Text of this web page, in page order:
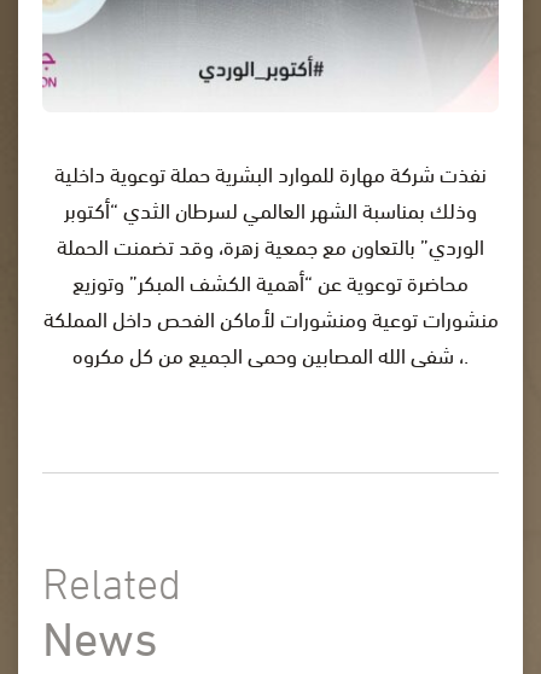
نفذت شركة مهارة للموارد البشرية حملة توعوية داخلية
وذلك بمناسبة الشهر العالمي لسرطان الثدي “أكتوبر
الوردي” بالتعاون مع جمعية زهرة، وقد تضمنت الحملة
محاضرة توعوية عن “أهمية الكشف المبكر” وتوزيع
منشورات توعية ومنشورات لأماكن الفحص داخل المملكة
، شفى الله المصابين وحمى الجميع من كل مكروه.
Related
News